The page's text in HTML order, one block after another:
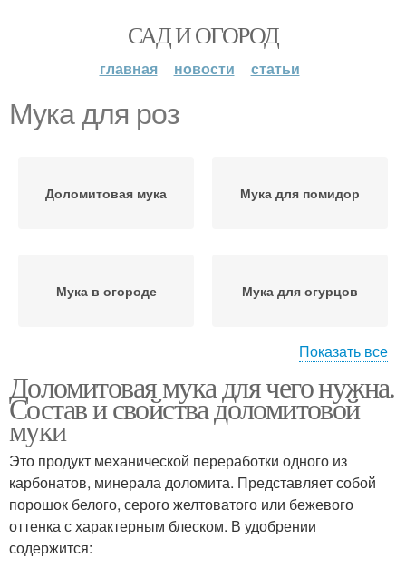
САД И ОГОРОД
главная новости статьи
Мука для роз
Доломитовая мука Мука для помидор
Мука в огороде Мука для огурцов
Мука для клубники Мука для малины
Костная мука Мясо-костная мука
Показать все
Доломитовая мука для чего нужна.
Состав и свойства доломитовой
муки
Это продукт механической переработки одного из
карбонатов, минерала доломита. Представляет собой
порошок белого, серого желтоватого или бежевого
оттенка с характерным блеском. В удобрении
содержится: